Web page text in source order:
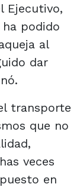
Ejecutivo,
podido
al
dar
transporte
que no
veces
en